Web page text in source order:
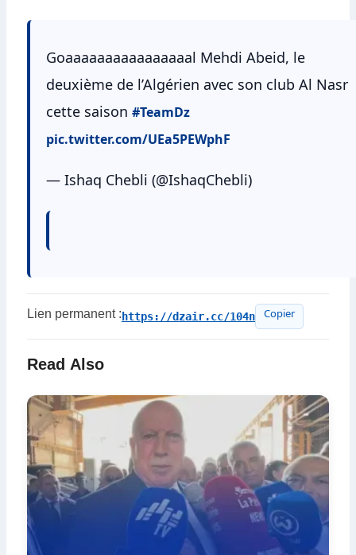
Goaaaaaaaaaaaaaaaal Mehdi Abeid, le
deuxième de l’Algérien avec son club Al Nasr
cette saison #TeamDz
pic.twitter.com/UEa5PEWphF
— Ishaq Chebli (@IshaqChebli)
Lien permanent : https://dzair.cc/104n Copier
Read Also